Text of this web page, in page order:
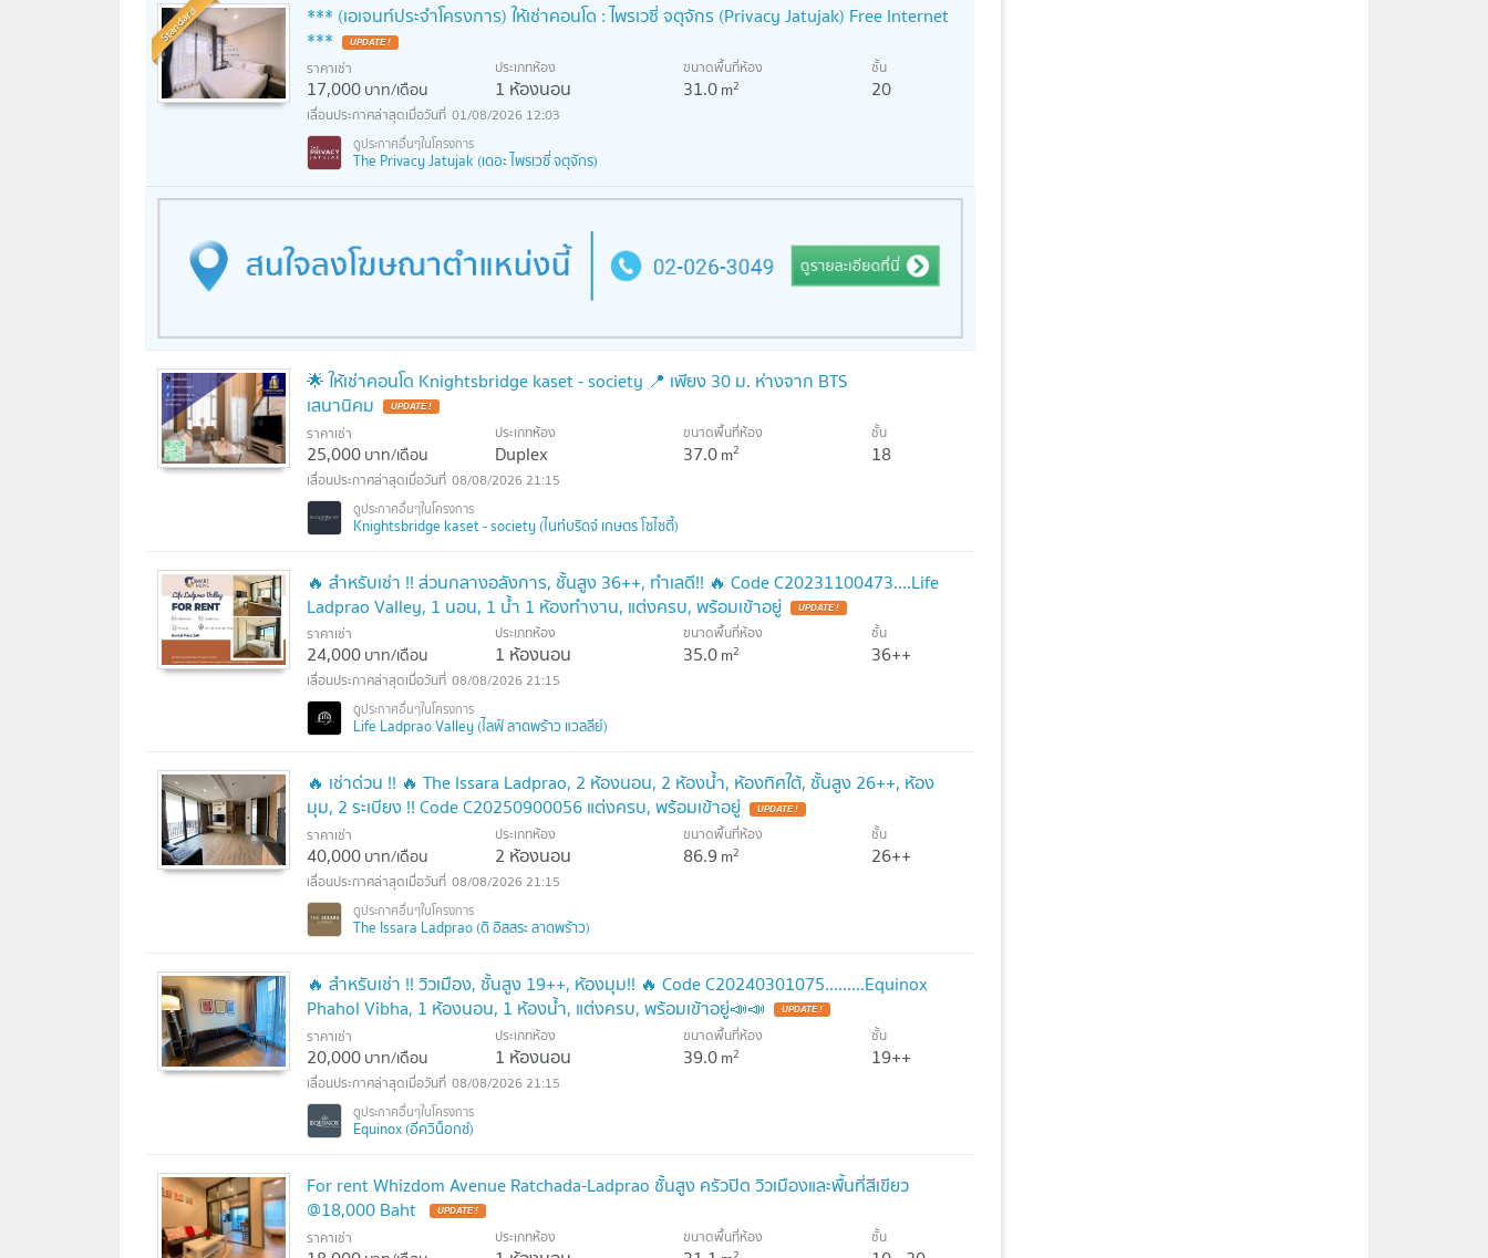
Standard
*** (เอเจนท์ประจำโครงการ) ให้เช่าคอนโด : ไพรเวซี่ จตุจักร (Privacy Jatujak) Free Internet
***
UPDATE !
ราคาเช่า
17,000บาท/เดือน
ประเภทห้อง
1 ห้องนอน
ขนาดพื้นที่ห้อง
31.0m2
ชั้น
20
01/08/2026 12:03
The Privacy Jatujak (เดอะ ไพรเวซี่ จตุจักร)
🌟 ให้เช่าคอนโด Knightsbridge kaset - society 📍 เพียง 30 ม. ห่างจาก BTS
เสนานิคม
UPDATE !
ราคาเช่า
25,000บาท/เดือน
ประเภทห้อง
Duplex
ขนาดพื้นที่ห้อง
37.0m2
ชั้น
18
08/08/2026 21:15
Knightsbridge kaset - society (ไนท์บริดจ์ เกษตร โซไซตี้)
🔥 สำหรับเช่า !! ส่วนกลางอลังการ, ชั้นสูง 36++, ทำเลดี!! 🔥 Code C20231100473....Life
Ladprao Valley, 1 นอน, 1 น้ำ 1 ห้องทำงาน, แต่งครบ, พร้อมเข้าอยู่
UPDATE !
ราคาเช่า
24,000บาท/เดือน
ประเภทห้อง
1 ห้องนอน
ขนาดพื้นที่ห้อง
35.0m2
ชั้น
36++
08/08/2026 21:15
Life Ladprao Valley (ไลฟ์ ลาดพร้าว แวลลีย์)
🔥 เช่าด่วน !! 🔥 The Issara Ladprao, 2 ห้องนอน, 2 ห้องน้ำ, ห้องทิศใต้, ชั้นสูง 26++, ห้อง
มุม, 2 ระเบียง !! Code C20250900056 แต่งครบ, พร้อมเข้าอยู่
UPDATE !
ราคาเช่า
40,000บาท/เดือน
ประเภทห้อง
2 ห้องนอน
ขนาดพื้นที่ห้อง
86.9m2
ชั้น
26++
08/08/2026 21:15
The Issara Ladprao (ดิ อิสสระ ลาดพร้าว)
🔥 สำหรับเช่า !! วิวเมือง, ชั้นสูง 19++, ห้องมุม!! 🔥 Code C20240301075.........Equinox
Phahol Vibha, 1 ห้องนอน, 1 ห้องน้ำ, แต่งครบ, พร้อมเข้าอยู่📣📣
UPDATE !
ราคาเช่า
20,000บาท/เดือน
ประเภทห้อง
1 ห้องนอน
ขนาดพื้นที่ห้อง
39.0m2
ชั้น
19++
08/08/2026 21:15
Equinox (อีควิน็อกซ์)
For rent Whizdom Avenue Ratchada-Ladprao ชั้นสูง ครัวปิด วิวเมืองและพื้นที่สีเขียว
@18,000 Baht
UPDATE !
ราคาเช่า ประเภทห้อง ขนาดพื้นที่ห้อง ชั้น